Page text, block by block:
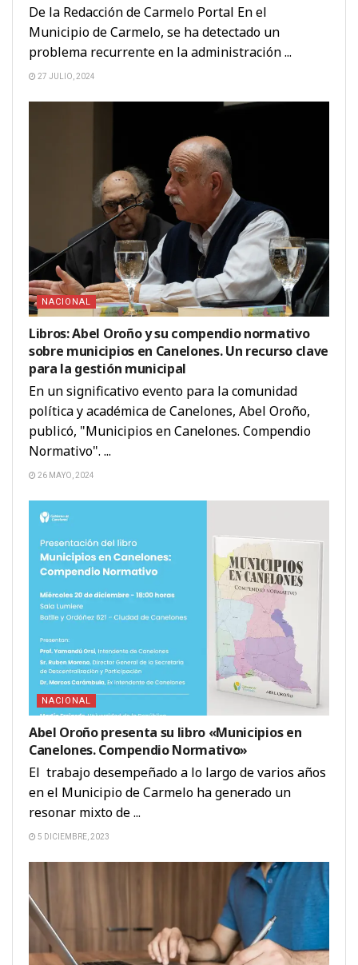
De la Redacción de Carmelo Portal En el
Municipio de Carmelo, se ha detectado un
problema recurrente en la administración ...
27 JULIO, 2024
NACIONAL
Libros: Abel Oroño y su compendio normativo
sobre municipios en Canelones. Un recurso clave
para la gestión municipal
En un significativo evento para la comunidad
política y académica de Canelones, Abel Oroño,
publicó, "Municipios en Canelones. Compendio
Normativo". ...
26 MAYO, 2024
NACIONAL
Abel Oroño presenta su libro «Municipios en
Canelones. Compendio Normativo»
El trabajo desempeñado a lo largo de varios años
en el Municipio de Carmelo ha generado un
resonar mixto de ...
5 DICIEMBRE, 2023